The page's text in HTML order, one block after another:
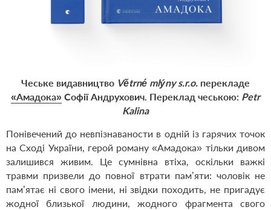
Чеське видавництво Větrné mlýny s.r.o. перекладе
«Амадока» Софії Андрухович. Переклад чеською: Petr
Kalina
Понівечений до невпізнаваности в одній із гарячих точок
на Сході України, герой роману «Амадока» тільки дивом
залишився живим. Це сумнівна втіха, оскільки важкі
травми призвели до повної втрати пам’яти: чоловік не
пам’ятає ні свого імени, ні звідки походить, не пригадує
жодної близької людини, жодного фрагмента свого